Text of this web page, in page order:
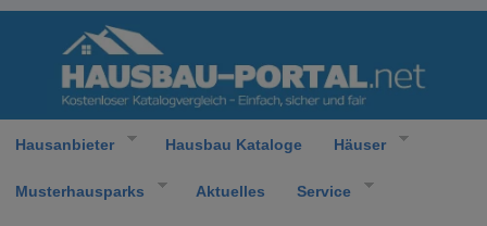
Hausanbieter Hausbau Kataloge Häuser
Musterhausparks Aktuelles Service